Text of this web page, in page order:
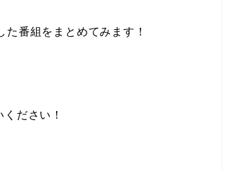
番組をまとめてみます！
ださい！